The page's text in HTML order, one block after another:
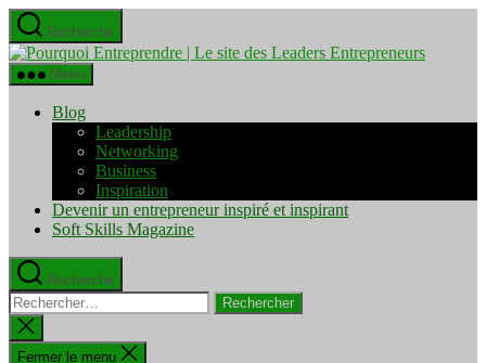
Aller
au
contenu
Recherche
Pourquoi
Menu
Blog
Leadership
Networking
Business
Inspiration
Devenir un entrepreneur inspiré et inspirant
Soft Skills Magazine
Recherche
Rechercher :
Fermer
la
recherche
Fermer le menu